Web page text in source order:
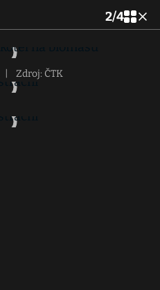
2/4
Zdroj: ČTK